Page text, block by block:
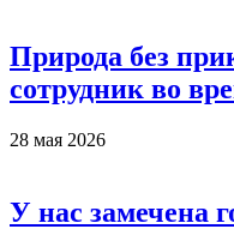
Природа без
сотрудник во
28 мая 2026
У нас замечена